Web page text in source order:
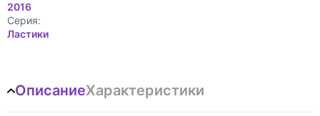
2016
Cерия:
Ластики
ОписаниеХарактеристики